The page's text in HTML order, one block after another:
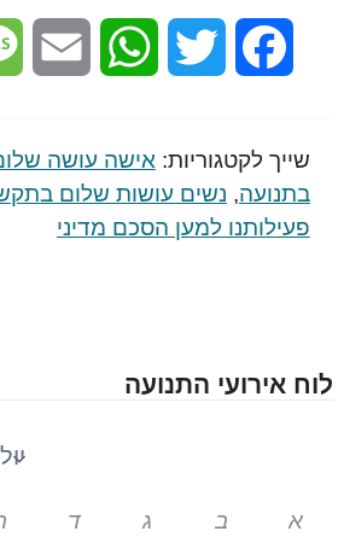
Facebook
Twitter
WhatsApp
שייך לקטגוריות: אישה עושה
בתנועה, נשים עושות שלום
פעילותנו למען הסכם מדיני
לוח אירועי התנועה
א ב ג ד